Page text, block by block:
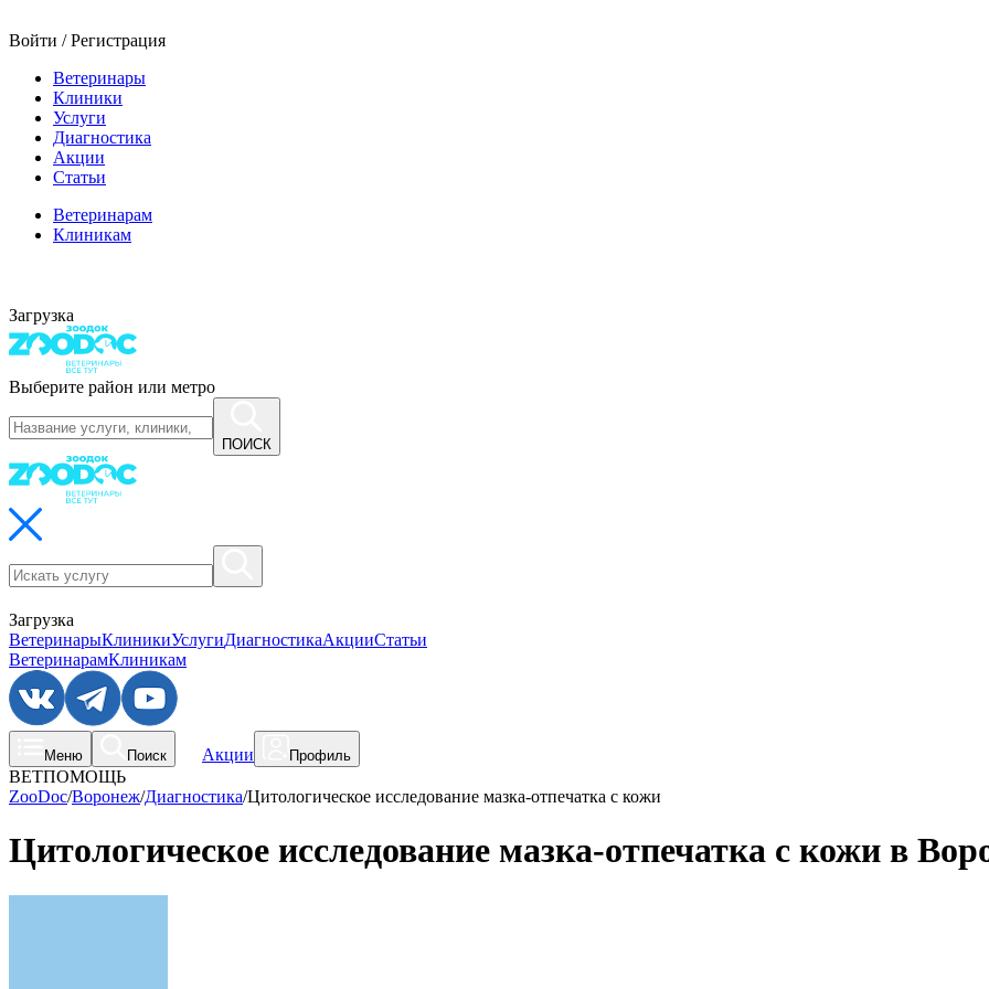
Войти / Регистрация
Ветеринары
Клиники
Услуги
Диагностика
Акции
Статьи
Ветеринарам
Клиникам
Загрузка
Выберите район или метро
ПОИСК
Загрузка
ВетеринарыКлиникиУслугиДиагностикаАкцииСтатьи
ВетеринарамКлиникам
Меню Поиск Акции Профиль
ВЕТПОМОЩЬ
ZooDoc/Воронеж/Диагностика/Цитологическое исследование мазка-отпечатка с кожи
Цитологическое исследование мазка-отпечатка с кожи в